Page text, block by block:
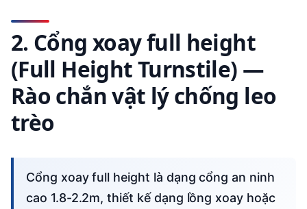
2. Cổng xoay full height
(Full Height Turnstile) —
Rào chắn vật lý chống leo
trèo
Cổng xoay full height là dạng cổng an ninh
cao 1.8-2.2m, thiết kế dạng lồng xoay hoặc